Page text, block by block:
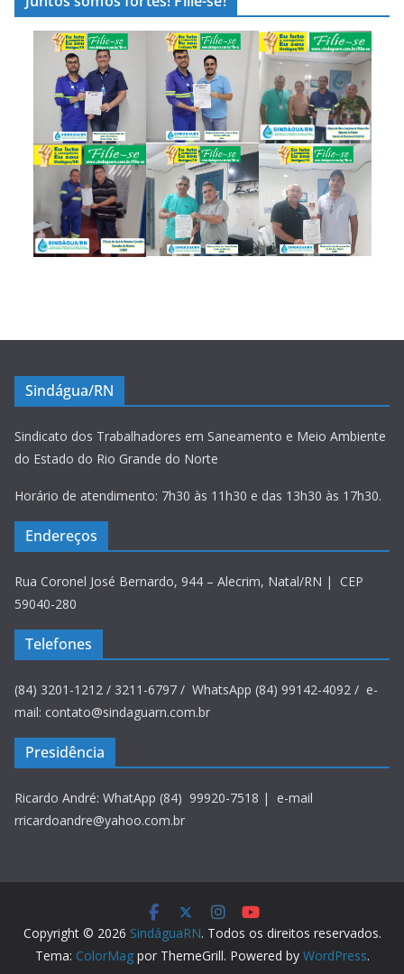
Sindágua/RN
Sindicato dos Trabalhadores em Saneamento e Meio Ambiente
do Estado do Rio Grande do Norte
Horário de atendimento: 7h30 às 11h30 e das 13h30 às 17h30.
Endereços
Rua Coronel José Bernardo, 944 – Alecrim, Natal/RN | CEP
59040-280
Telefones
(84) 3201-1212 / 3211-6797 / WhatsApp (84) 99142-4092 / e-
mail: contato@sindaguarn.com.br
Presidência
Ricardo André: WhatApp (84) 99920-7518 | e-mail
rricardoandre@yahoo.com.br
Copyright © 2026 SindáguaRN. Todos os direitos reservados.
Tema: ColorMagpor ThemeGrill. Powered by WordPress.